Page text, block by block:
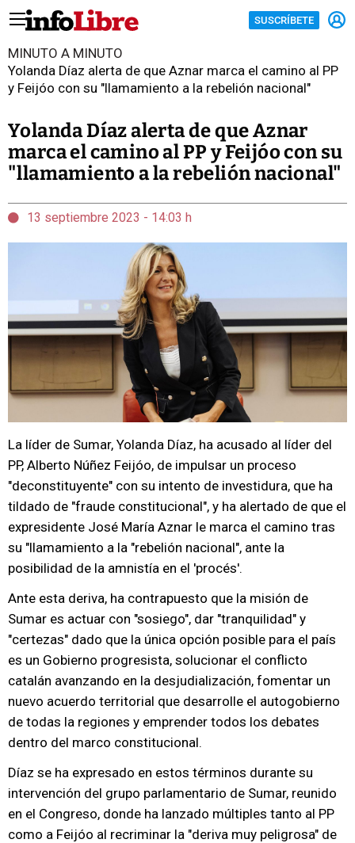
SUSCRÍBETE
MINUTO A MINUTO
Yolanda Díaz alerta de que Aznar marca el camino al PP
y Feijóo con su "llamamiento a la rebelión nacional"
Yolanda Díaz alerta de que Aznar
marca el camino al PP y Feijóo con su
"llamamiento a la rebelión nacional"
13 septiembre 2023 - 14:03 h
La líder de Sumar, Yolanda Díaz, ha acusado al líder del
PP, Alberto Núñez Feijóo, de impulsar un proceso
"deconstituyente" con su intento de investidura, que ha
tildado de "fraude constitucional", y ha alertado de que el
expresidente José María Aznar le marca el camino tras
su "llamamiento a la "rebelión nacional", ante la
posibilidad de la amnistía en el 'procés'.
Ante esta deriva, ha contrapuesto que la misión de
Sumar es actuar con "sosiego", dar "tranquilidad" y
"certezas" dado que la única opción posible para el país
es un Gobierno progresista, solucionar el conflicto
catalán avanzando en la desjudialización, fomentar un
nuevo acuerdo territorial que desarrolle el autogobierno
de todas la regiones y emprender todos los debates
dentro del marco constitucional.
Díaz se ha expresado en estos términos durante su
intervención del grupo parlamentario de Sumar, reunido
en el Congreso, donde ha lanzado múltiples tanto al PP
como a Feijóo al recriminar la "deriva muy peligrosa" de